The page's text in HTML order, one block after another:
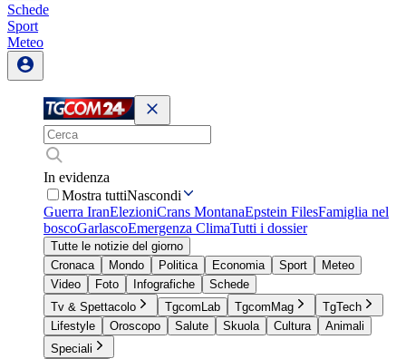
Schede
Sport
Meteo
In evidenza
Mostra tuttiNascondi
Guerra IranElezioniCrans MontanaEpstein FilesFamiglia nel
boscoGarlascoEmergenza ClimaTutti i dossier
Tutte le notizie del giorno
Cronaca
Mondo Politica Economia Sport
Meteo
Video
Foto Infografiche
Schede
Tv & Spettacolo
TgcomLab TgcomMag
TgTech
Lifestyle
Oroscopo Salute Skuola Cultura
Animali
Speciali